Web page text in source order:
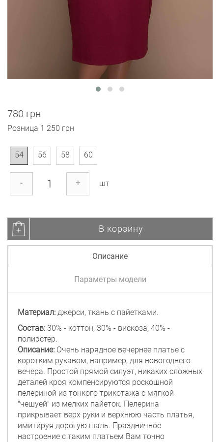
780 грн
Розница 1 250 грн
54 56 58 60
- + шт
В корзину
Описание
Параметры модели
Материал: джерси, ткань с пайетками.
Состав: 30% - коттон, 30% - вискоза, 40% -
полиэстер.
Описание: Очень нарядное вечернее платье с
коротким рукавом, например, для новогоднего
вечера. Простой прямой силуэт, никаких сложных
деталей кроя компенсируются роскошной
пелериной из тонкого трикотажа с мягкой
"чешуей" из мелких пайеток. Пелерина
прикрывает верх руки и верхнюю часть платья,
имитируя дорогую шаль. Праздничное
настроение с таким платьем Вам точно